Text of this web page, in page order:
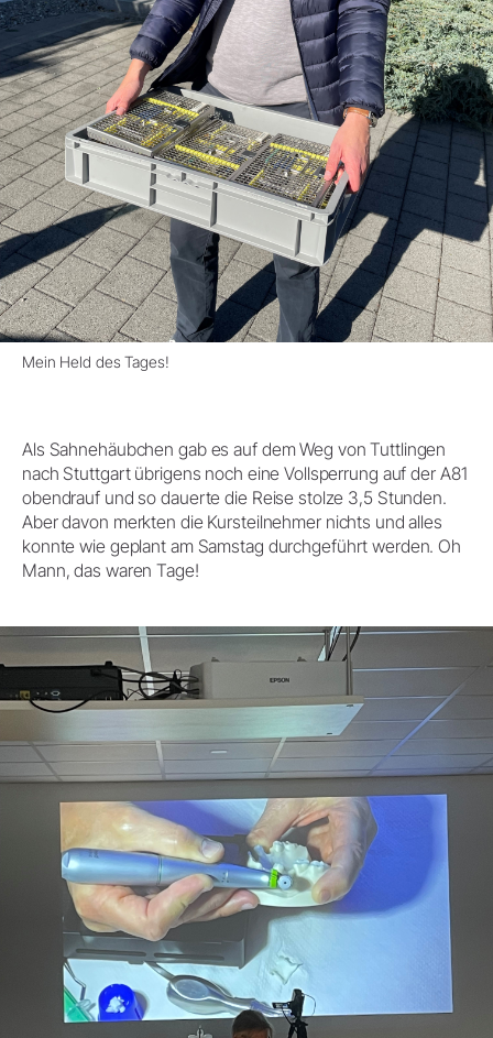
Mein Held des Tages!
Als Sahnehäubchen gab es auf dem Weg von Tuttlingen
nach Stuttgart übrigens noch eine Vollsperrung auf der A81
obendrauf und so dauerte die Reise stolze 3,5 Stunden.
Aber davon merkten die Kursteilnehmer nichts und alles
konnte wie geplant am Samstag durchgeführt werden. Oh
Mann, das waren Tage!